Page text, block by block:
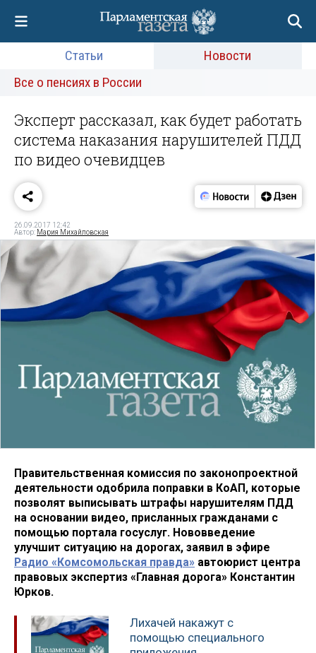
Статьи
Новости
Все о пенсиях в России
Эксперт рассказал, как будет работать
система наказания нарушителей ПДД
по видео очевидцев
26.09.2017 12:42
Автор: Мария Михайловская
Правительственная комиссия по законопроектной
деятельности одобрила поправки в КоАП, которые
позволят выписывать штрафы нарушителям ПДД
на основании видео, присланных гражданами с
помощью портала госуслуг. Нововведение
улучшит ситуацию на дорогах, заявил в эфире
Радио «Комсомольская правда» автоюрист центра
правовых экспертиз «Главная дорога» Константин
Юрков.
Лихачей накажут с
помощью специального